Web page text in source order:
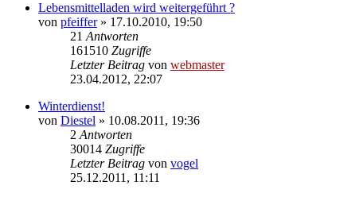
Lebensmittelladen wird weitergeführt ?
von pfeiffer» 17.10.2010, 19:50
21 Antworten
161510 Zugriffe
Letzter Beitrag von webmaster
23.04.2012, 22:07
Winterdienst!
von Diestel » 10.08.2011, 19:36
2 Antworten
30014 Zugriffe
Letzter Beitrag von vogel
25.12.2011, 11:11